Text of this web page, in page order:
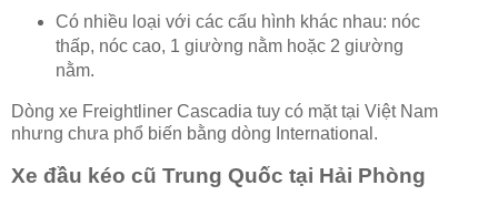
Có nhiều loại với các cấu hình khác nhau: nóc
thấp, nóc cao, 1 giường nằm hoặc 2 giường
nằm.
Dòng xe Freightliner Cascadia tuy có mặt tại Việt Nam
nhưng chưa phổ biến bằng dòng International.
Xe đầu kéo cũ Trung Quốc tại Hải Phòng